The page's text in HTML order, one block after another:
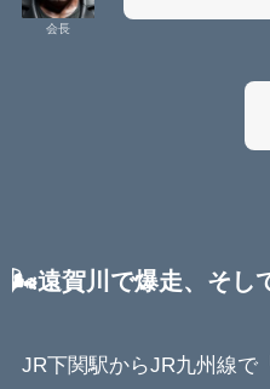
会長
🌬️遠賀川で爆走、そし
JR下関駅からJR九州線で